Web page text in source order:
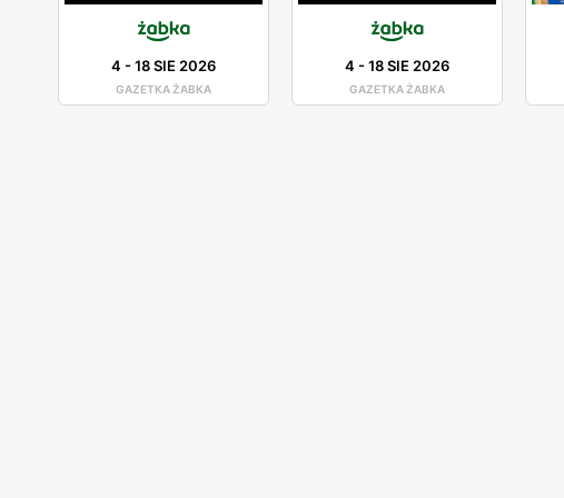
4 -18 SIE 2026
GAZETKA ŻABKA
4 -18 SIE 2026
GAZETKA ŻABKA